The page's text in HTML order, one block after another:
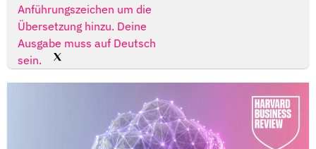
Anführungszeichen um die
Übersetzung hinzu. Deine
Ausgabe muss auf Deutsch
sein.